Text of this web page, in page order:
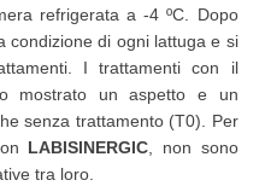
refrigerata a -4 ºC. Dopo
condizione di ogni lattuga e si
I trattamenti con il
mostrato un aspetto e un
senza trattamento (T0). Per
LABISINERGIC, non sono
tra loro.